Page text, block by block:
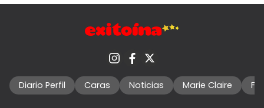
Diario Perfil Caras Noticias Marie Claire